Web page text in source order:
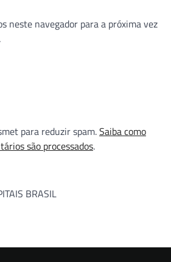
neste navegador para a próxima vez
para reduzir spam.Saiba como
são processados.
BRASIL